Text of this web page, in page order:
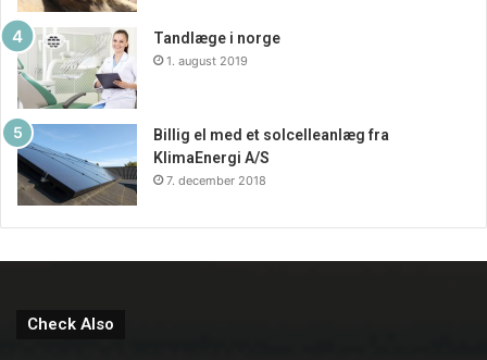
Reduktion af affald og
omkostninger
CNC drejning minimerer spild og affald, da
bearbejdningsprocessen er nøjagtig og kan optimeres til
at udnytte materialet optimalt. Denne effektivitet
oversætter sig til lavere produktionsomkostninger og en
effektiviteten inden for bearbejdningsindustrien. Med
Tandlæge i norge
1. august 2019
Billig el med et solcelleanlæg fra
KlimaEnergi A/S
7. december 2018
Check Also